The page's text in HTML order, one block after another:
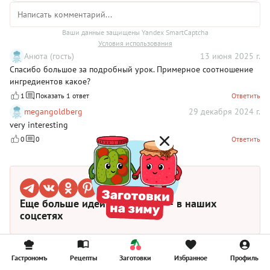
Ваши данные защищены Yandex SmartCaptcha
Условия использования
Анюта (гость)
13 июня 2025 г.
Спасибо большое за подробный урок. Примерное соотношение
ингредиентов какое?
1 Показать 1 ответ Ответить
megangoldberg
29 декабря 2024 г.
very interesting
0 0 Ответить
Еще больше идей и рецептов — в наших
соцсетях
Гастрономъ Рецепты Заготовки Избранное Профиль